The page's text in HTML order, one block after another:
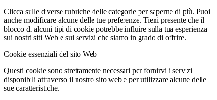
Clicca sulle diverse rubriche delle categorie per saperne di più. Puoi
anche modificare alcune delle tue preferenze. Tieni presente che il
blocco di alcuni tipi di cookie potrebbe influire sulla tua esperienza
sui nostri siti Web e sui servizi che siamo in grado di offrire.
Cookie essenziali del sito Web
Questi cookie sono strettamente necessari per fornirvi i servizi
disponibili attraverso il nostro sito web e per utilizzare alcune delle
sue caratteristiche.